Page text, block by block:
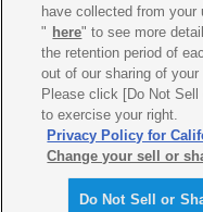
オンラインショップ
企業情報
ご利用規約 推薦環境 プラ
have collected from
" here" to see more
the retention period of
out of our sharing of
Please click [Do Not
to exercise your right.
Privacy Policy for
Change your sell or
Do Not Sell or